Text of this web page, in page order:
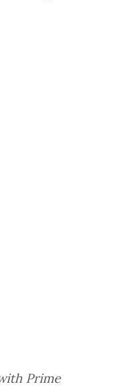
Prime